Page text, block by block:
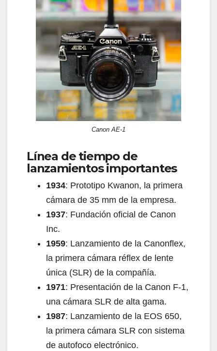
Canon AE-1
Línea de tiempo de
lanzamientos importantes
1934: Prototipo Kwanon, la primera
cámara de 35 mm de la empresa.
1937: Fundación oficial de Canon
Inc.
1959: Lanzamiento de la Canonflex,
la primera cámara réflex de lente
única (SLR) de la compañía.
1971: Presentación de la Canon F-1,
una cámara SLR de alta gama.
1987: Lanzamiento de la EOS 650,
la primera cámara SLR con sistema
de autofoco electrónico.